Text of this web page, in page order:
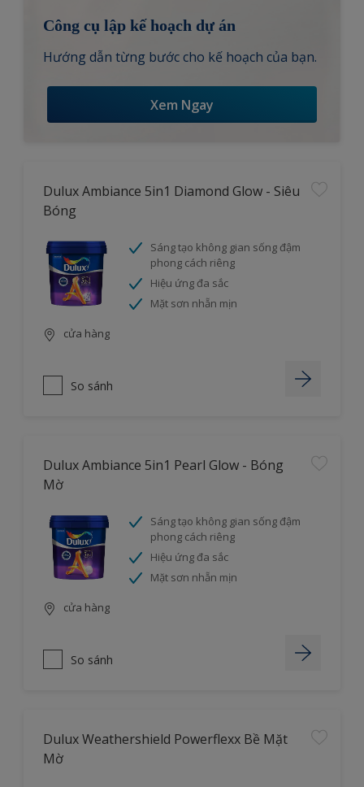
Công cụ lập kế hoạch dự án
Hướng dẫn từng bước cho kế hoạch của bạn.
Xem Ngay
Dulux Ambiance 5in1 Diamond Glow - Siêu
Bóng
Sáng tạo không gian sống đậm
phong cách riêng
Hiệu ứng đa sắc
Mặt sơn nhẵn mịn
cửa hàng
So sánh
Dulux Ambiance 5in1 Pearl Glow - Bóng
Mờ
Sáng tạo không gian sống đậm
phong cách riêng
Hiệu ứng đa sắc
Mặt sơn nhẵn mịn
cửa hàng
So sánh
Dulux Weathershield Powerflexx Bề Mặt
Mờ